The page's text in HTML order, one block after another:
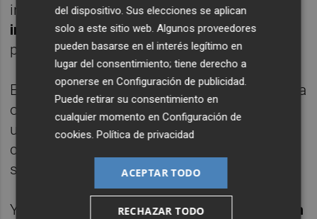
incluidas dentro de un programa de
inversión estratégica sostenibleaprobado
por el Consell".
En segundo, que el suelo público objeto de la
operación cuente "con una clasificación
urbanística compatible con el uso del suelo
correspondiente a la actividad industrial que
se pretende implantar".
Y, por último, queel precio de la transmisión
del dispositivo. Sus elecciones se aplican
solo a este sitio web. Algunos proveedores
pueden basarse en el interés legítimo en
lugar del consentimiento; tiene derecho a
oponerse enConfiguración de publicidad
Puede retirar su consentimiento en
cualquier momento enConfiguración de
cookies .Política de privacidad
ACEPTAR TODO
RECHAZAR TODO